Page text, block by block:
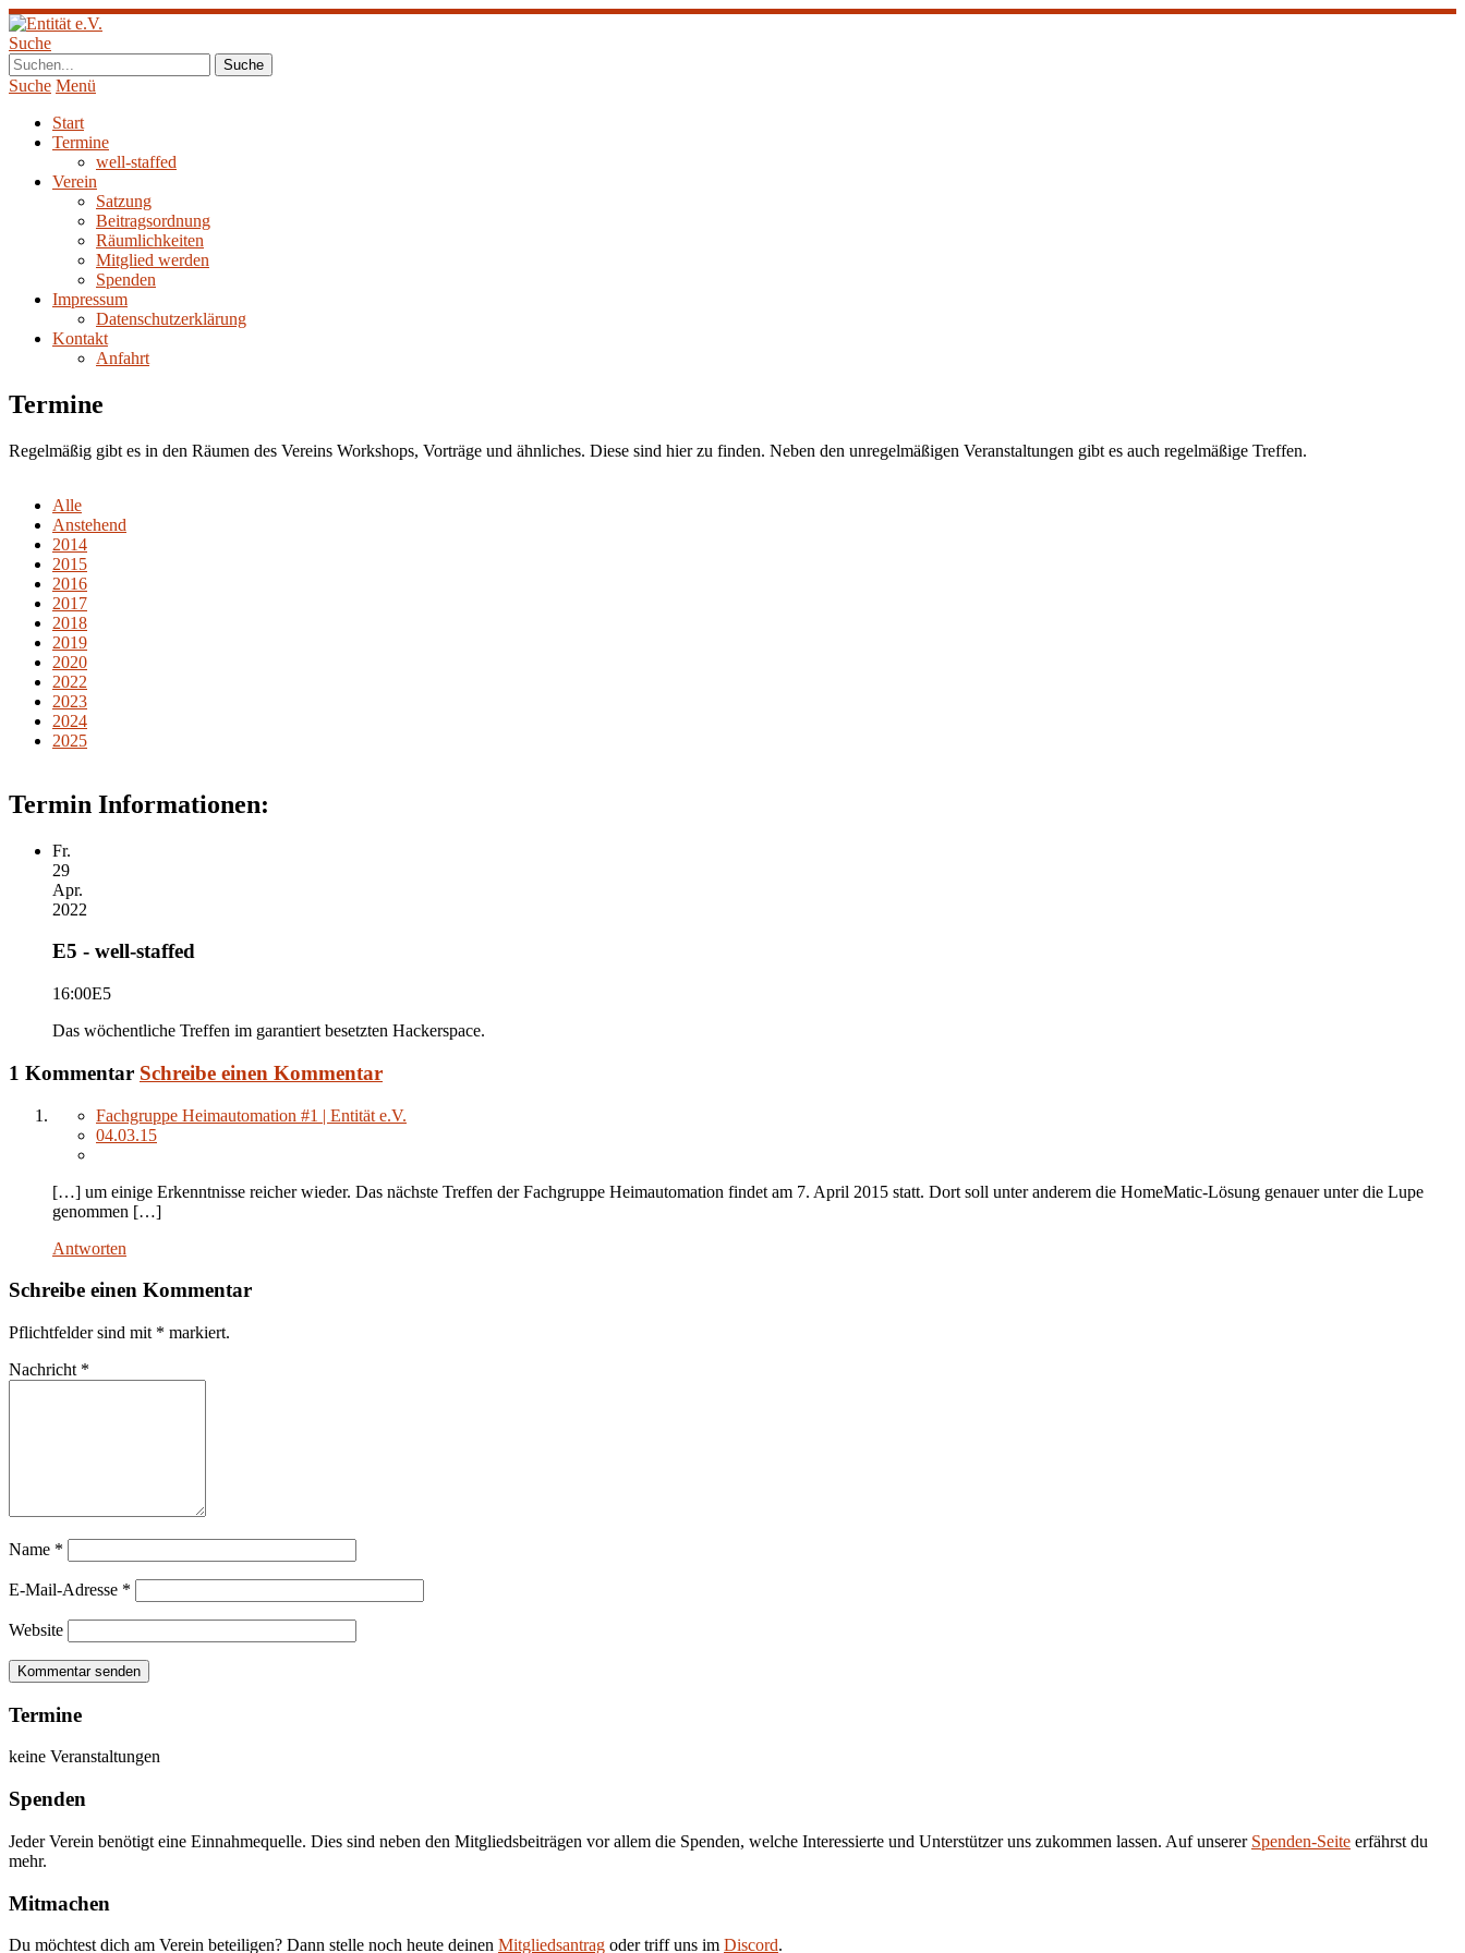
Suche
Suche Menü
Start
Termine
well-staffed
Verein
Satzung
Beitragsordnung
Räumlichkeiten
Mitglied werden
Spenden
Impressum
Datenschutzerklärung
Kontakt
Anfahrt
Termine
Regelmäßig gibt es in den Räumen des Vereins Workshops, Vorträge und ähnliches. Diese sind hier zu finden. Neben den unregelmäßigen Veranstaltungen gibt es auch regelmäßige Treffen.
Alle
Anstehend
2014
2015
2016
2017
2018
2019
2020
2022
2023
2024
2025
Termin Informationen:
Fr.
29
Apr.
2022
E5 - well-staffed
16:00E5
Das wöchentliche Treffen im garantiert besetzten Hackerspace.
1 Kommentar Schreibe einen Kommentar
Fachgruppe Heimautomation #1 | Entität e.V.
04.03.15
[…] um einige Erkenntnisse reicher wieder. Das nächste Treffen der Fachgruppe Heimautomation findet am 7. April 2015 statt. Dort soll unter anderem die HomeMatic-Lösung genauer unter die Lupe
genommen […]
Antworten
Schreibe einen Kommentar
Pflichtfelder sind mit * markiert.
Nachricht *
Name *
E-Mail-Adresse *
Website
Termine
keine Veranstaltungen
Spenden
Jeder Verein benötigt eine Einnahmequelle. Dies sind neben den Mitgliedsbeiträgen vor allem die Spenden, welche Interessierte und Unterstützer uns zukommen lassen. Auf unserer Spenden-Seite erfährst du
mehr.
Mitmachen
Du möchtest dich am Verein beteiligen? Dann stelle noch heute deinen Mitgliedsantrag oder triff uns im Discord.